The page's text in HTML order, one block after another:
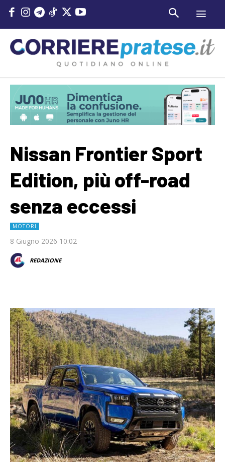
Nissan Frontier Sport
Edition, più off-road
senza eccessi
MOTORI
8 Giugno 2026 10:02
REDAZIONE